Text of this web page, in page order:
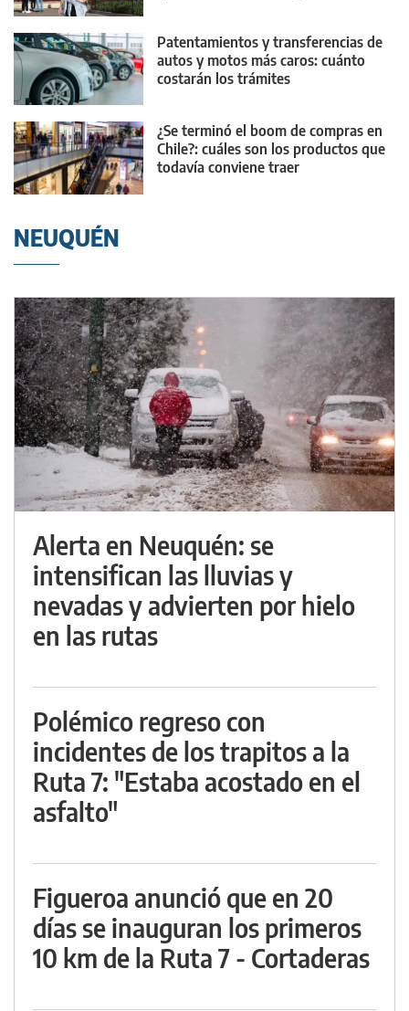
Patentamientos y transferencias de
autos y motos más caros: cuánto
costarán los trámites
¿Se terminó el boom de compras en
Chile?: cuáles son los productos que
todavía conviene traer
NEUQUÉN
Alerta en Neuquén: se
intensifican las lluvias y
nevadas y advierten por hielo
en las rutas
Polémico regreso con
incidentes de los trapitos a la
Ruta 7: "Estaba acostado en el
asfalto"
Figueroa anunció que en 20
días se inauguran los primeros
10 km de la Ruta 7 - Cortaderas